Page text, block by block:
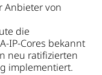
Anbieter von
die
IP-Cores bekannt
neu ratifizierten
implementiert.